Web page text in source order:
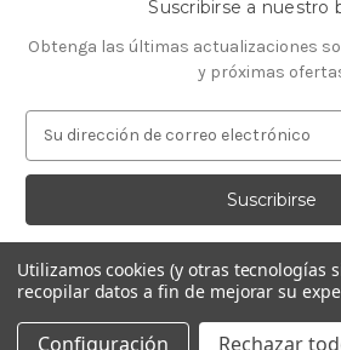
Suscribirse a nuestro
Obtenga las últimas actualizaciones
y próximas
r
c
i
ó
n
© 2026 Almacén de
Utilizamos cookies (y otras tecnologías
recopilar datos a fin de mejorar su
Configuración Rechazar